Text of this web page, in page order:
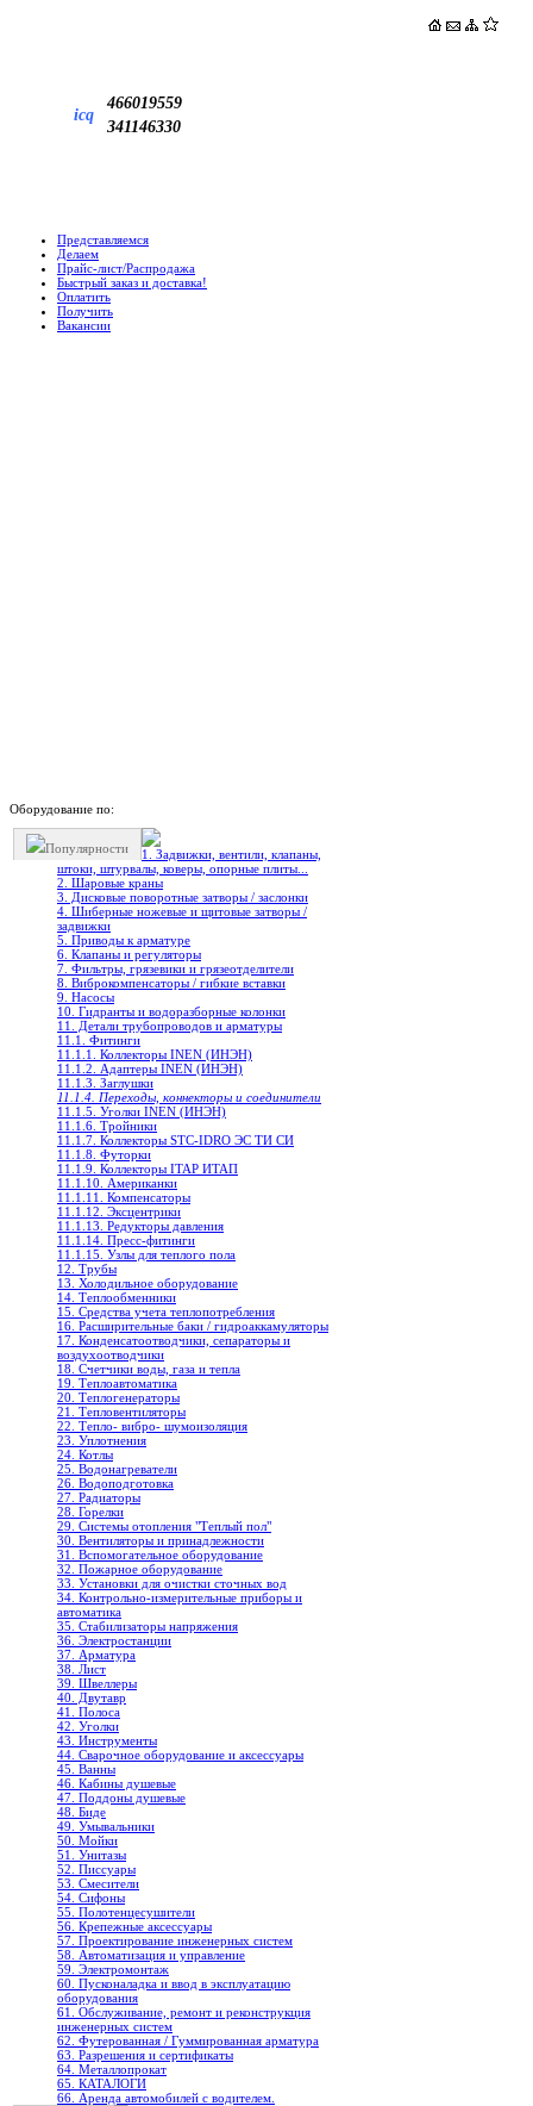
icq
466019559
341146330
Представляемся
Делаем
Прайс-лист/Распродажа
Быстрый заказ и доставка!
Оплатить
Получить
Вакансии
Оборудование по:
Популярности
1. Задвижки, вентили, клапаны,
штоки, штурвалы, коверы, опорные плиты...
2. Шаровые краны
3. Дисковые поворотные затворы / заслонки
4. Шиберные ножевые и щитовые затворы /
задвижки
5. Приводы к арматуре
6. Клапаны и регуляторы
7. Фильтры, грязевики и грязеотделители
8. Виброкомпенсаторы / гибкие вставки
9. Насосы
10. Гидранты и водоразборные колонки
11. Детали трубопроводов и арматуры
11.1. Фитинги
11.1.1. Коллекторы INEN (ИНЭН)
11.1.2. Адаптеры INEN (ИНЭН)
11.1.3. Заглушки
11.1.4. Переходы, коннекторы и соединители
11.1.5. Уголки INEN (ИНЭН)
11.1.6. Тройники
11.1.7. Коллекторы STC-IDRO ЭС ТИ СИ
11.1.8. Футорки
11.1.9. Коллекторы ITAP ИТАП
11.1.10. Американки
11.1.11. Компенсаторы
11.1.12. Эксцентрики
11.1.13. Редукторы давления
11.1.14. Пресс-фитинги
11.1.15. Узлы для теплого пола
12. Трубы
13. Холодильное oборудование
14. Теплообменники
15. Средства учета теплопотребления
16. Расширительные баки / гидроаккамуляторы
17. Конденсатоотводчики, сепараторы и
воздухоотводчики
18. Счетчики воды, газа и тепла
19. Теплоавтоматика
20. Теплогенераторы
21. Тепловентиляторы
22. Тепло- вибро- шумоизоляция
23. Уплотнения
24. Котлы
25. Водонагреватели
26. Водоподготовка
27. Радиаторы
28. Горелки
29. Системы отопления "Теплый пол"
30. Вентиляторы и принадлежности
31. Вспомогательное оборудование
32. Пожарное оборудование
33. Установки для очистки сточных вод
34. Контрольно-измерительные приборы и
автоматика
35. Стабилизаторы напряжения
36. Электростанции
37. Арматура
38. Лист
39. Швеллеры
40. Двутавр
41. Полоса
42. Уголки
43. Инструменты
44. Сварочное оборудование и аксессуары
45. Ванны
46. Кабины душевые
47. Поддоны душевые
48. Биде
49. Умывальники
50. Мойки
51. Унитазы
52. Писсуары
53. Смесители
54. Сифоны
55. Полотенцесушители
56. Крепежные аксессуары
57. Проектирование инженерных систем
58. Автоматизация и управление
59. Электромонтаж
60. Пусконаладка и ввод в эксплуатацию
оборудования
61. Обслуживание, ремонт и реконструкция
инженерных систем
62. Футерованная / Гуммированная арматура
63. Разрешения и сертификаты
64. Металлопрокат
65. КАТАЛОГИ
66. Аренда автомобилей с водителем.